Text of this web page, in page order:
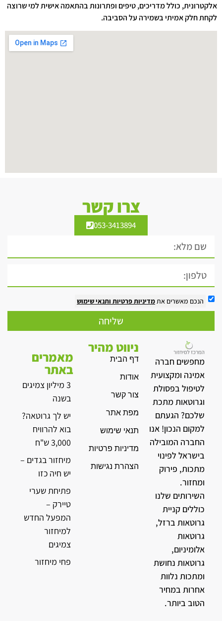
אלקטרונית, כולל מדריכים, טיפים ופתרונות בהתאמה אישית למי שרוצה
לקחת חלק אמיתי בשמירה על הסביבה.
צרו קשר
053-3413894
הנכם מאשרים אתמדיניות פרטיות ותנאי שימוש
שליחה
מחפשים חברה
אמינה ומקצועית
לטיפול בפסולת
וגרוטאות מתכת
שלכם? הגעתם
למקום הנכון! אנו
החברה המובילה
בישראל לפינוי
מתכות, פירוק
ומחזור.
השירותים שלנו
כוללים קניית
גרוטאות ברזל,
גרוטאות
אלומיניום,
גרוטאות נחושת
ומתכות נלוות
אחרות במחיר
הטוב ביותר.
ניווט מהיר
דף הבית
אודות
צור קשר
מפת אתר
תנאי שימוש
מדיניות פרטיות
הצהרת נגישות
מאמרים
באתר
3 מיליון צמיגים
בשנה
יש לך גרוטאה?
בוא להרוויח
3,000 ש"ח
מיחזור בגדים –
יש חיה כזו
פתיחת שערי
טיירק –
המפעל החדש
למיחזור
צמיגים
פחי מיחזור